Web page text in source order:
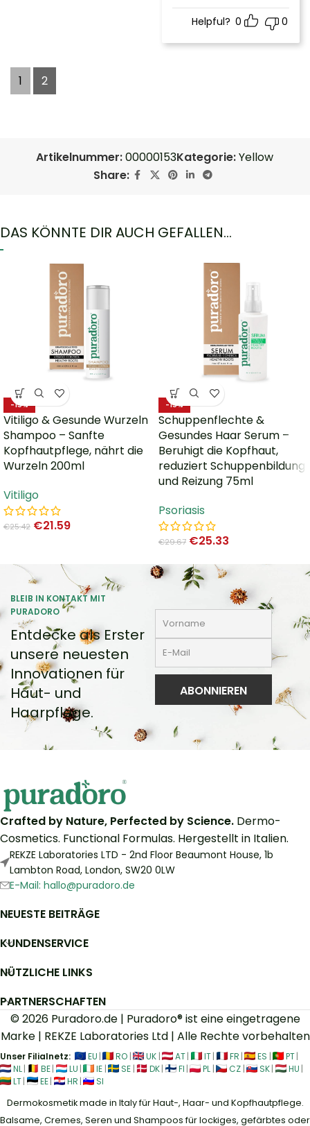
Helpful? 0 0
1 2
Artikelnummer:00000153Kategorie:Yellow
Share:
DAS KÖNNTE DIR AUCH GEFALLEN…
-15%
Vitiligo & Gesunde Wurzeln
Shampoo – Sanfte
Kopfhautpflege, nährt die
Wurzeln 200ml
Vitiligo
€25.42 €21.59
-15%
Schuppenflechte &
Gesundes Haar Serum –
Beruhigt die Kopfhaut,
reduziert Schuppenbildung
und Reizung 75ml
Psoriasis
€29.67 €25.33
BLEIB IN KONTAKT MIT
PURADORO
Entdecke als Erster
unsere neuesten
Innovationen für
Haut- und
Haarpflege.
Crafted by Nature, Perfected by Science. Dermo-
Cosmetics. Functional Formulas. Hergestellt in Italien.
REKZE Laboratories LTD - 2nd Floor Beaumont House, 1b
Lambton Road, London, SW20 0LW
E-Mail: hallo@puradoro.de
NEUESTE BEITRÄGE
KUNDENSERVICE
NÜTZLICHE LINKS
PARTNERSCHAFTEN
© 2026 Puradoro.de | Puradoro® ist eine eingetragene
Marke | REKZE Laboratories Ltd | Alle Rechte vorbehalten
Unser Filialnetz: EU | RO | UK | AT| IT| FR | ES | PT|
NL| BE| LU | IE | SE | DK| FI | PL | CZ | SK| HU |
LT| EE| HR |
SI
Dermokosmetik made in Italy für Haut-, Haar- und Kopfhautpflege.
Balsame, Cremes, Seren und Shampoos für lockiges, gefärbtes oder